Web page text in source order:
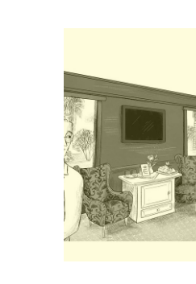
новых книгах».
экспертов» в разных
будут
вышедших
присылают нам
новинок, мы
экспертов-
из предложенного
эксперта, книгу
почте. Получив